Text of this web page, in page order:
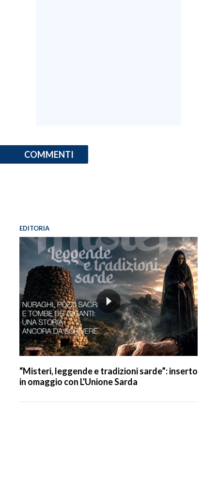
COMMENTI
EDITORIA
“Misteri, leggende e tradizioni sarde”: inserto
in omaggio con L'Unione Sarda